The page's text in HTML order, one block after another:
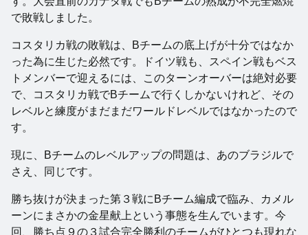
で敗戦しました。
コスタリカ戦の敗戦は、Bチームの底上げが十分ではなか
った為に生じた必然です。ドイツ戦も、スペイン戦もベス
トメンバーで迎えるには、このターンオーバーは絶対必要
で、コスタリカ戦でBチームで行くしかないけれど、その
レベルと練度がまだまだワールドレベルではなかったので
す。
現に、Bチームのレベルアップの問題は、あのブラジルで
さえ、同じです。
勝ち抜けが決まった第３戦にBチーム編成で臨み、カメル
ーンにまさかの金星献上という事態を生んでいます。今
回、勝ち点９の３試合完全勝利のチームがひとつも現れな